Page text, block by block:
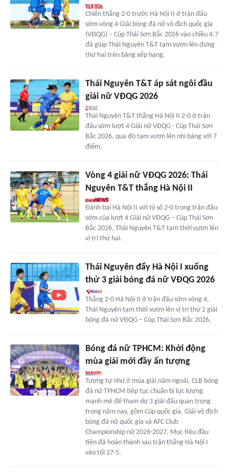
Chiến thắng 2-0 trước Hà Nội II ở trận đấu
sớm vòng 4 Giải bóng đá nữ vô địch quốc gia
(VĐQG) – Cúp Thái Sơn Bắc 2026 vào chiều 4.7
đã giúp Thái Nguyên T&T tạm vươn lên đứng
thứ hai trên bảng xếp hạng.
Thái Nguyên T&T áp sát ngôi đầu
giải nữ VĐQG 2026
Thái Nguyên T&T thắng Hà Nội II 2-0 ở trận
đấu sớm lượt 4 Giải nữ VĐQG - Cúp Thái Sơn
Bắc 2026, qua đó tạm vươn lên nhì bảng với 7
điểm.
Vòng 4 giải nữ VĐQG 2026: Thái
Nguyên T&T thắng Hà Nội II
Đánh bại Hà Nội II với tỷ số 2-0 trong trận đấu
sớm của lượt 4 Giải nữ VĐQG – Cúp Thái Sơn
Bắc 2026, Thái Nguyên T&T tạm thời vươn lên
vị trí thứ hai.
Thái Nguyên đẩy Hà Nội I xuống
thứ 3 giải bóng đá nữ VĐQG 2026
Thắng 2-0 Hà Nội II ở trận đấu sớm vòng 4,
Thái Nguyên tạm thời vươn lên vị trí thứ 2 giải
bóng đá nữ VĐQG – Cúp Thái Sơn Bắc 2026,
Bóng đá nữ TPHCM: Khởi động
mùa giải mới đầy ấn tượng
Tương tự như ở mùa giải năm ngoái, CLB bóng
đá nữ TPHCM tiếp tục chuẩn bị lực lượng
mạnh mẽ để tham dự 3 giải đấu quan trọng
trong năm nay, gồm Cúp quốc gia, Giải vô địch
bóng đá nữ quốc gia và AFC Club
Championship nữ 2026-2027. Mục tiêu đầu
tiên đã hoàn thành sau trận thắng Hà Nội I
vào tối 27-5.